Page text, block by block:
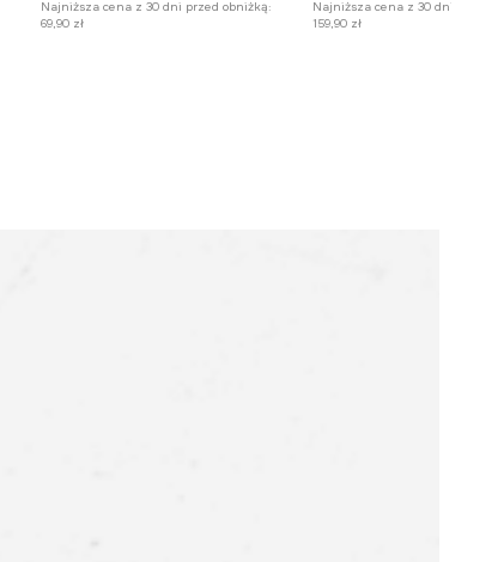
Najniższa cena z 30 dni przed obniżką:
69,90 zł
Najniższa cena z 30 dni przed
159,90 zł